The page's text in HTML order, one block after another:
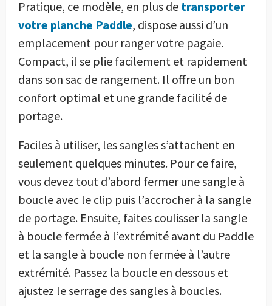
Pratique, ce modèle, en plus de transporter
votre planche Paddle, dispose aussi d’un
emplacement pour ranger votre pagaie.
Compact, il se plie facilement et rapidement
dans son sac de rangement. Il offre un bon
confort optimal et une grande facilité de
portage.
Faciles à utiliser, les sangles s’attachent en
seulement quelques minutes. Pour ce faire,
vous devez tout d’abord fermer une sangle à
boucle avec le clip puis l’accrocher à la sangle
de portage. Ensuite, faites coulisser la sangle
à boucle fermée à l’extrémité avant du Paddle
et la sangle à boucle non fermée à l’autre
extrémité. Passez la boucle en dessous et
ajustez le serrage des sangles à boucles.